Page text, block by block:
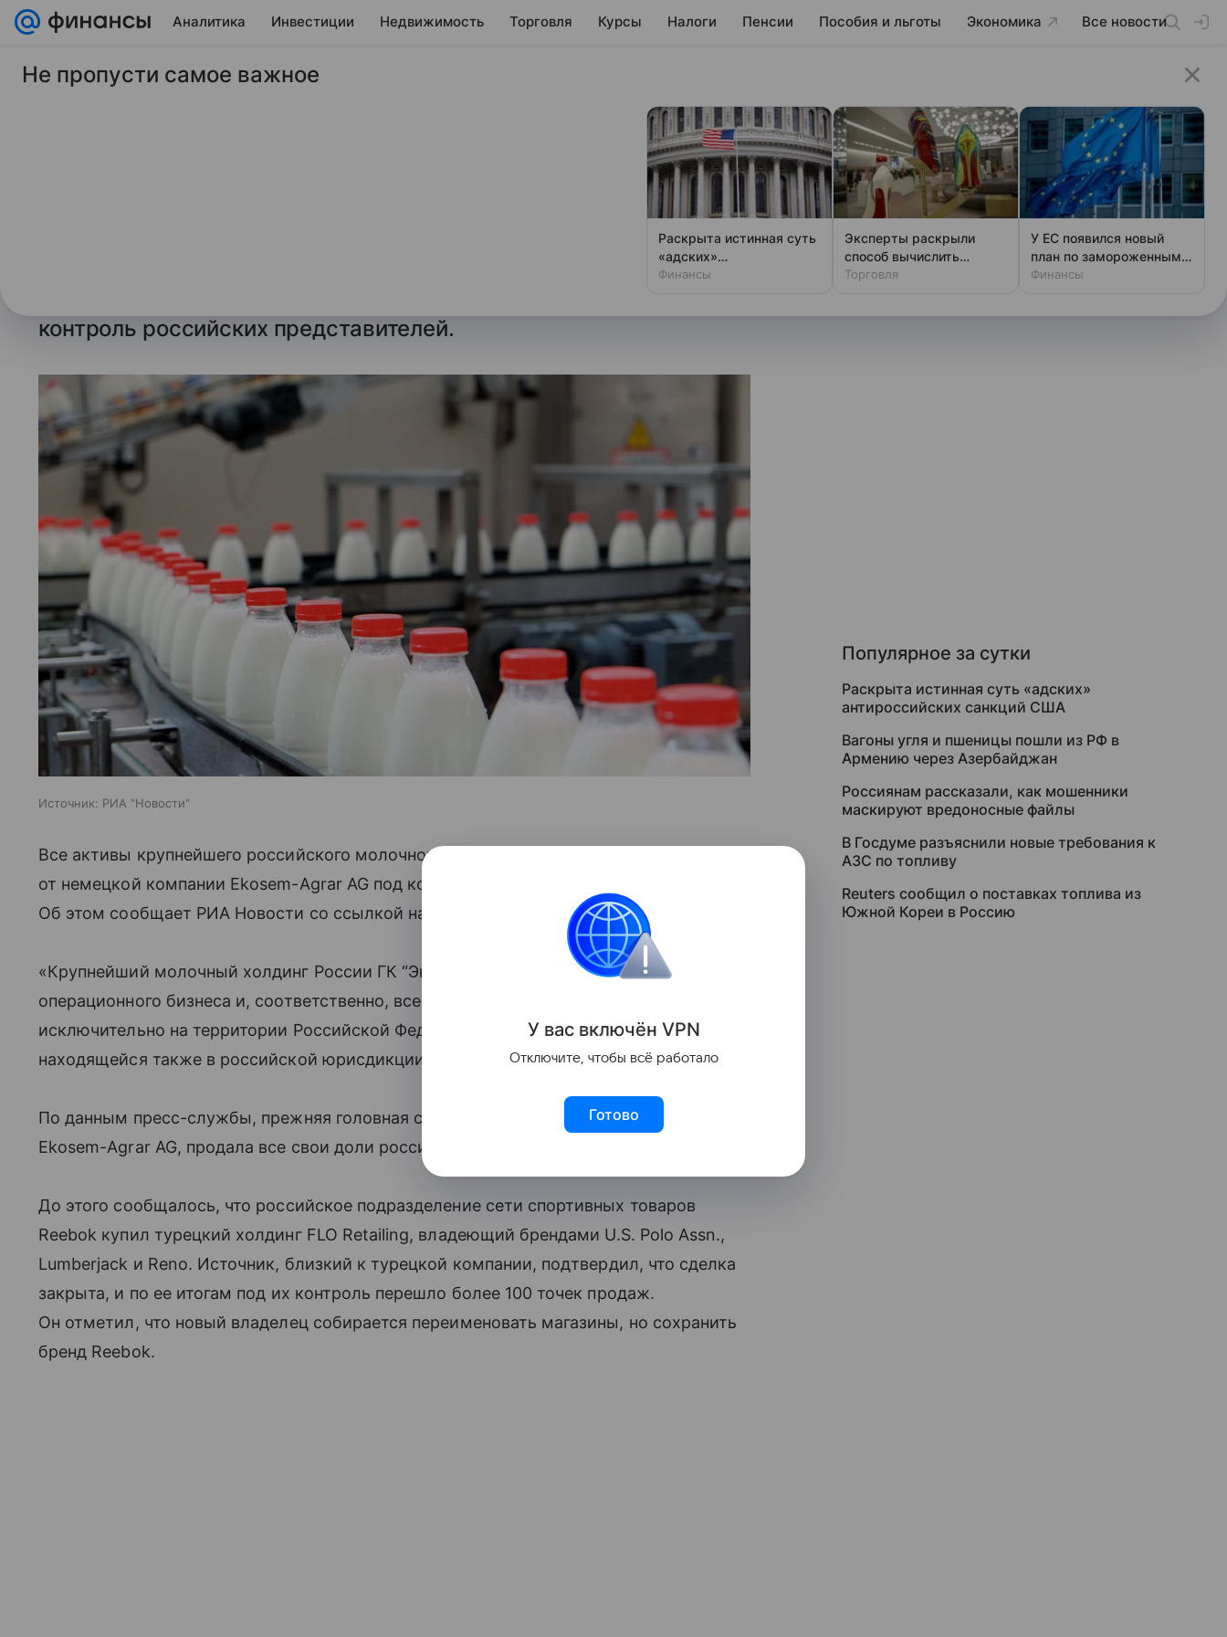
Аналитика Инвестиции Недвижимость Торговля Курсы Налоги Пенсии Пособия и льготы Экономика Все новости
23 декабря 2024 Газета.Ру
перешел под контроль российской
Все активы крупнейшего российского молочного холдинга ГК
контроль российских представителей.
Источник: РИА "Новости"
Все активы крупнейшего российского молочного холдинга ГК «ЭкоНива» перешли
от немецкой компании Ekosem-Agrar AG под контроль российских представителей.
Об этом сообщает РИА Новости со ссылкой на пресс-релиз холдинга.
«Крупнейший молочный холдинг России ГК “ЭкоНива” объявляет о переходе
операционного бизнеса и, соответственно, всех своих активов, расположенных
исключительно на территории Российской Федерации, под контроль компании,
находящейся также в российской юрисдикции», — говорится в сообщении.
По данным пресс-службы, прежняя головная структура группы, немецкая компания
Ekosem-Agrar AG, продала все свои доли российской компании
До этого сообщалось, что российское подразделение сети спортивных товаров
Reebok купил турецкий холдинг FLO Retailing, владеющий брендами U.S. Polo Assn.,
Lumberjack и Reno. Источник, близкий к турецкой компании, подтвердил, что сделка
закрыта, и по ее итогам под их контроль перешло более 100 точек продаж.
Он отметил, что новый владелец собирается переименовать магазины, но сохранить
бренд Reebok.
Популярное за сутки
Раскрыта истинная суть «адских»
антироссийских санкций США
Вагоны угля и пшеницы пошли из РФ в
Армению через Азербайджан
Россиянам рассказали, как мошенники
маскируют вредоносные файлы
В Госдуме разъяснили новые требования к
АЗС по топливу
Reuters сообщил о поставках топлива из
Южной Кореи в Россию
Не пропусти самое важное
Раскрыта истинная суть
«адских»
антироссийских санкций
Финансы
Эксперты раскрыли
способ вычислить
фальшивый люкс за
Торговля
У ЕС появился новый
план по замороженным
активам России
Финансы
У вас включён VPN
Отключите, чтобы всё работало
Готово